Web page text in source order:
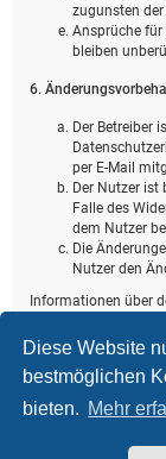
Diese Website
bestmöglichen
bieten. Mehr
zugunsten
Ansprüche
bleiben
6.
Der Betreiber
per E-Mail
Der Nutzer ist
Falle des
dem Nutzer
Die
Nutzer den
Informationen über